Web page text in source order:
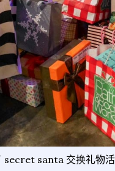
secret santa 交换礼物